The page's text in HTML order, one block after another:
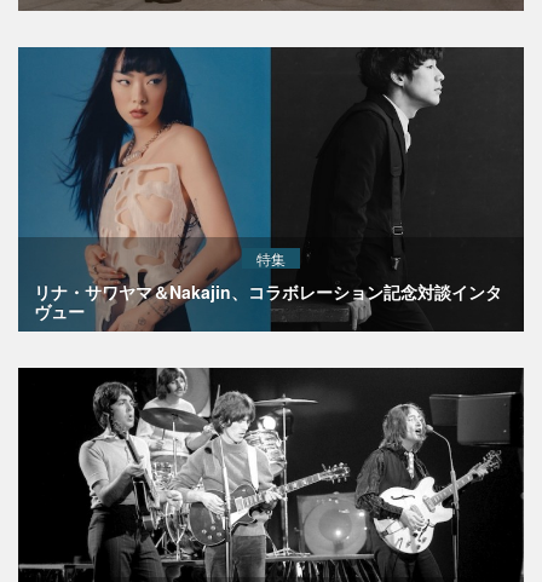
特集
リナ・サワヤマ＆Nakajin、コラボレーション記念対談インタ
ヴュー